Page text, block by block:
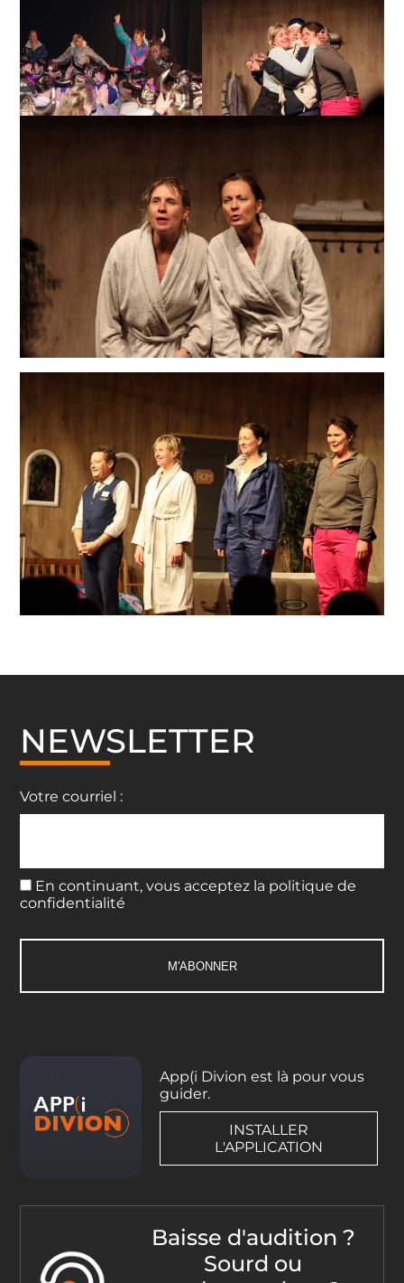
NEWSLETTER
Votre courriel :
En continuant, vous acceptez la politique de
confidentialité
App(i Divion est là pour vous
guider.
INSTALLER
L'APPLICATION
Baisse d'audition ?
Sourd ou